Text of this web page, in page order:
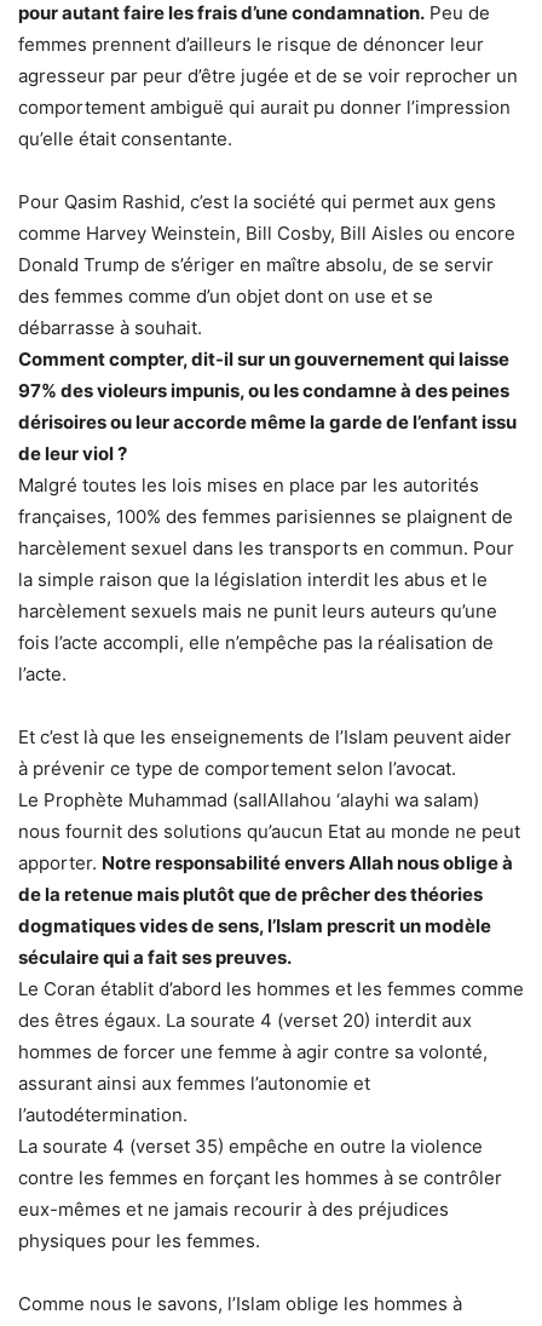
pour autant faire les frais d’une condamnation. Peu de
femmes prennent d’ailleurs le risque de dénoncer leur
agresseur par peur d’être jugée et de se voir reprocher un
comportement ambiguë qui aurait pu donner l’impression
qu’elle était consentante.
Pour Qasim Rashid, c’est la société qui permet aux gens
comme Harvey Weinstein, Bill Cosby, Bill Aisles ou encore
Donald Trump de s’ériger en maître absolu, de se servir
des femmes comme d’un objet dont on use et se
débarrasse à souhait.
Comment compter, dit-il sur un gouvernement qui laisse
97% des violeurs impunis, ou les condamne à des peines
dérisoires ou leur accorde même la garde de l’enfant issu
de leur viol ?
Malgré toutes les lois mises en place par les autorités
françaises, 100% des femmes parisiennes se plaignent de
harcèlement sexuel dans les transports en commun. Pour
la simple raison que la législation interdit les abus et le
harcèlement sexuels mais ne punit leurs auteurs qu’une
fois l’acte accompli, elle n’empêche pas la réalisation de
l’acte.
Et c’est là que les enseignements de l’Islam peuvent aider
à prévenir ce type de comportement selon l’avocat.
Le Prophète Muhammad (sallAllahou ‘alayhi wa salam)
nous fournit des solutions qu’aucun Etat au monde ne peut
apporter. Notre responsabilité envers Allah nous oblige à
de la retenue mais plutôt que de prêcher des théories
dogmatiques vides de sens, l’Islam prescrit un modèle
séculaire qui a fait ses preuves.
Le Coran établit d’abord les hommes et les femmes comme
des êtres égaux. La sourate 4 (verset 20) interdit aux
hommes de forcer une femme à agir contre sa volonté,
assurant ainsi aux femmes l’autonomie et
l’autodétermination.
La sourate 4 (verset 35) empêche en outre la violence
contre les femmes en forçant les hommes à se contrôler
eux-mêmes et ne jamais recourir à des préjudices
physiques pour les femmes.
Comme nous le savons, l’Islam oblige les hommes à